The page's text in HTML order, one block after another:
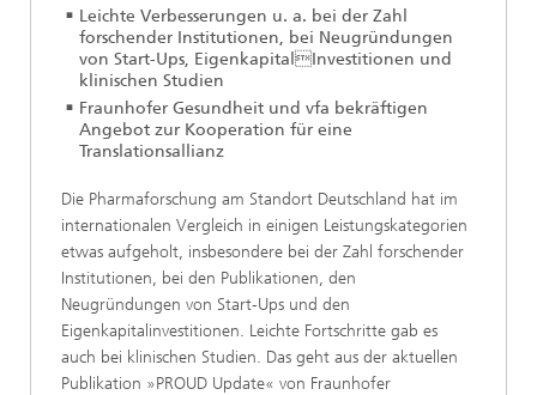
Leichte Verbesserungen u. a. bei der Zahl
forschender Institutionen, bei Neugründungen
von Start-Ups, EigenkapitalInvestitionen und
klinischen Studien
Fraunhofer Gesundheit und vfa bekräftigen
Angebot zur Kooperation für eine
Translationsallianz
Die Pharmaforschung am Standort Deutschland hat im
internationalen Vergleich in einigen Leistungskategorien
etwas aufgeholt, insbesondere bei der Zahl forschender
Institutionen, bei den Publikationen, den
Neugründungen von Start-Ups und den
Eigenkapitalinvestitionen. Leichte Fortschritte gab es
auch bei klinischen Studien. Das geht aus der aktuellen
Publikation »PROUD Update« von Fraunhofer